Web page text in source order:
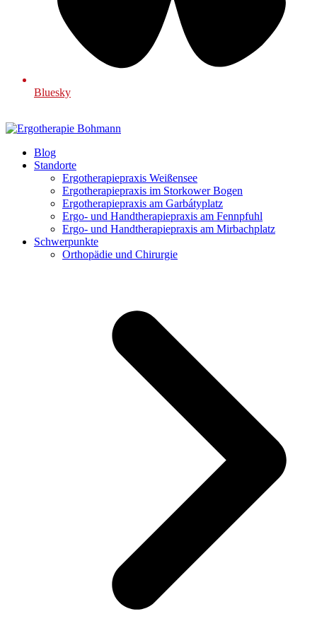
Bluesky
Blog
Standorte
Ergotherapiepraxis Weißensee
Ergotherapiepraxis im Storkower Bogen
Ergotherapiepraxis am Garbátyplatz
Ergo- und Handtherapiepraxis am Fennpfuhl
Ergo- und Handtherapiepraxis am Mirbachplatz
Schwerpunkte
Orthopädie und Chirurgie